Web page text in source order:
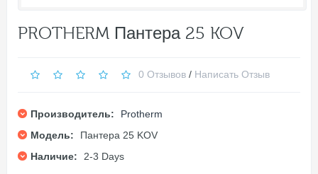
PROTHERM Пантера 25 KOV
0 Отзывов / Написать Отзыв
Производитель:
Protherm
Модель:
Пантера 25 KOV
Наличие:
2-3 Days